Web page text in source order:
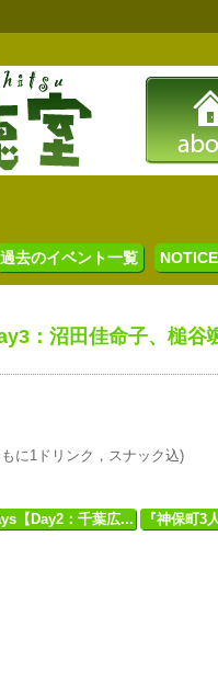
過去のイベント一覧
：沼田佳命子、槌谷
に1ドリンク，スナック込)
【Day2：千葉広... 『神保町3